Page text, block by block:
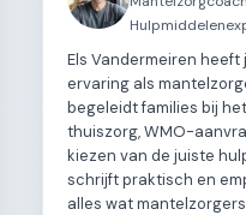
Els Vandermeiren heeft
ervaring als
begeleidt families bij
thuiszorg, WMO-
kiezen van de juiste
schrijft praktisch en
alles wat